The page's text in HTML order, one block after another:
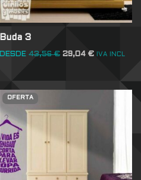
Buda 3
DESDE 43,56€ 29,04€ IVA INCL
OFERTA